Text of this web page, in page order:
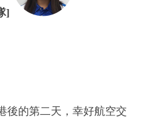
]
後的第二天，幸好航空交